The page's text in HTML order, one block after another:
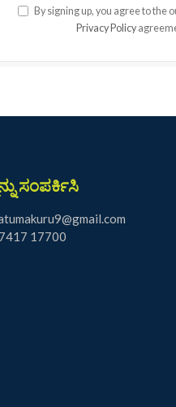
By signing up, you agree to the
Privacy Policy
ಸಂಪರ್ಕಿಸಿ
17700